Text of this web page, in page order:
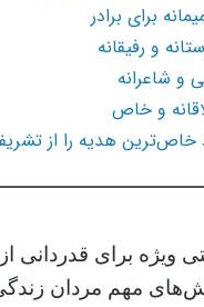
برای برادر
و رفیقانه
و شاعرانه
و خاص
خاص‌ترین هدیه را از
ویژه برای قدردانی
مهم مردان